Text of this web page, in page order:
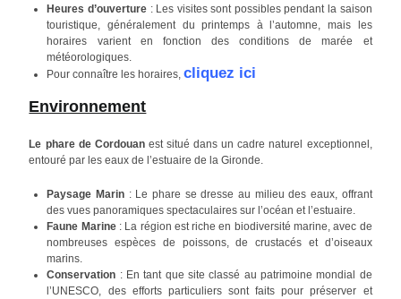
Heures d’ouverture: Les visites sont possibles pendant la saison
touristique, généralement du printemps à l’automne, mais les
horaires varient en fonction des conditions de marée et
météorologiques.
Pour connaître les horaires,cliquez ici
Environnement
Le phare de Cordouanest situé dans un cadre naturel exceptionnel,
entouré par les eaux de l’estuaire de la Gironde.
Paysage Marin : Le phare se dresse au milieu des eaux, offrant
des vues panoramiques spectaculaires sur l’océan et l’estuaire.
Faune Marine: La région est riche en biodiversité marine, avec de
nombreuses espèces de poissons, de crustacés et d’oiseaux
marins.
Conservation : En tant que site classé au patrimoine mondial de
l’UNESCO, des efforts particuliers sont faits pour préserver et